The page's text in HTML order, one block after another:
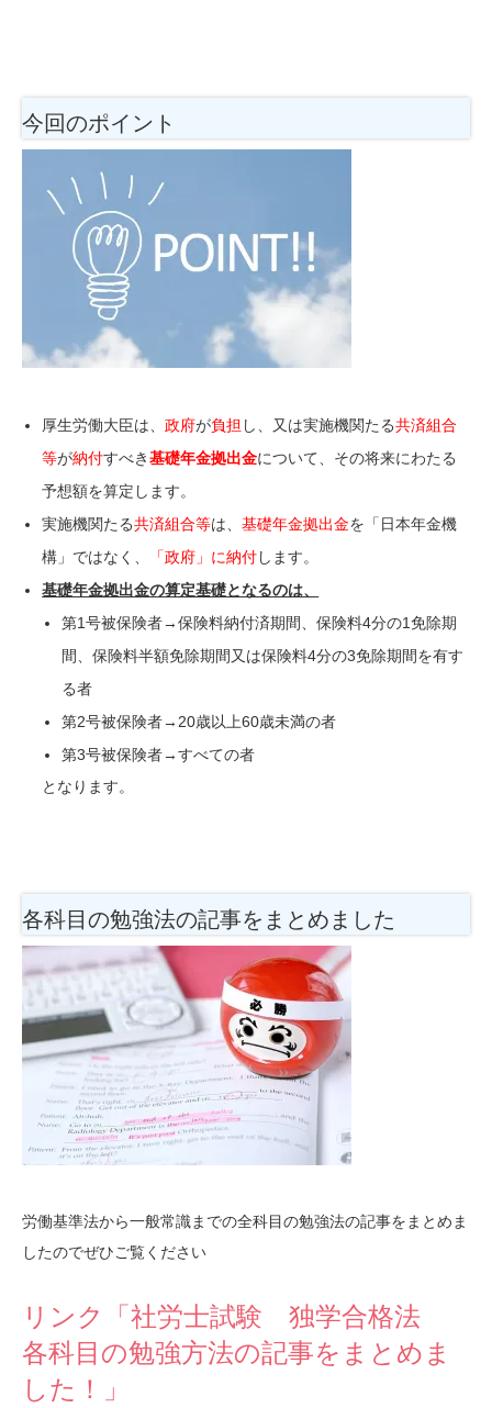
今回のポイント
厚生労働大臣は、政府が負担 し、又は実施機関たる共済組合
等が納付すべき基礎年金拠出金について、その将来にわたる
予想額を算定します。
実施機関たる共済組合等は、基礎年金拠出金を「日本年金機
構」ではなく、
「政府」に納付します。
基礎年金拠出金の算定基礎となるのは、
第1号被保険者→保険料納付済期間、保険料4分の1免除期
間、保険料半額免除期間又は保険料4分の3免除期間を有す
る者
第2号被保険者→ 20歳以上60歳未満の者
第3号被保険者→すべての者
となります。
各科目の勉強法の記事をまとめました
労働基準法から一般常識までの全科目の勉強法の記事をまとめま
したのでぜひご覧ください
リンク「社労士試験 独学合格法
各科目の勉強方法の記事をまとめま
した！」